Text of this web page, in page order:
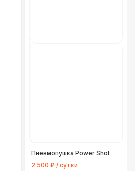
Пневмопушка Power Shot
2 500 ₽ / сутки